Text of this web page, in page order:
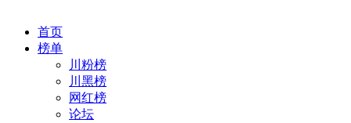
首页
榜单
川粉榜
川黑榜
网红榜
论坛